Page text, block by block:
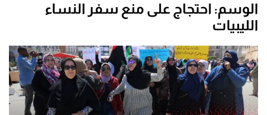
الوسم: احتجاج على منع سفر النساء
الليبيات